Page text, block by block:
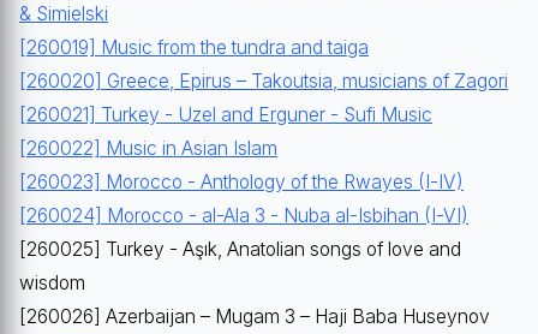
& Simielski
[260019] Music from the tundra and taiga
[260020] Greece, Epirus – Takoutsia, musicians of Zagori
[260021] Turkey - Uzel and Erguner - Sufi Music
[260022] Music in Asian Islam
[260023] Morocco - Anthology of the Rwayes (I-IV)
[260024] Morocco - al-Ala 3 - Nuba al-Isbihan (I-VI)
[260025] Turkey - Aşık, Anatolian songs of love and
wisdom
[260026] Azerbaijan – Mugam 3 – Haji Baba Huseynov